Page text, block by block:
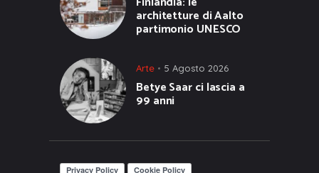
architetture di Aalto
partimonio UNESCO
Arte 5 Agosto 2026
Betye Saar ci lascia a
99 anni